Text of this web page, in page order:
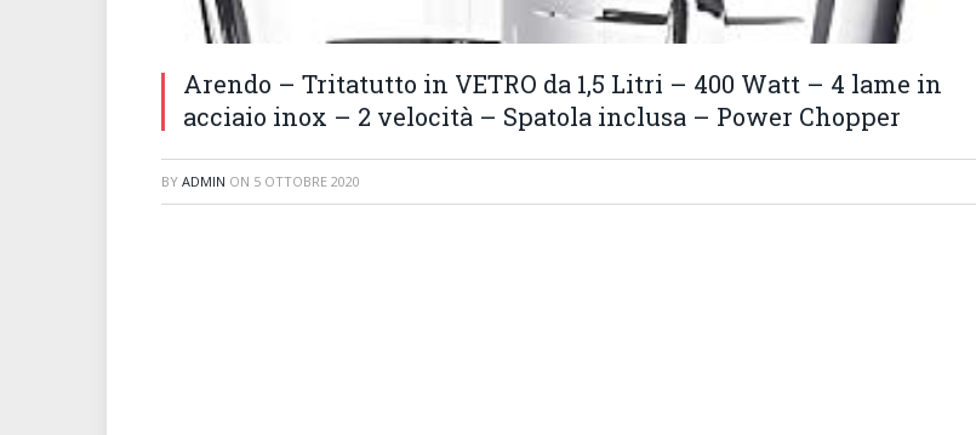
Arendo – Tritatutto in VETRO da 1,5 Litri – 400 Watt – 4 lame in
acciaio inox – 2 velocità – Spatola inclusa – Power Chopper
BY ADMIN ON 5 OTTOBRE 2020